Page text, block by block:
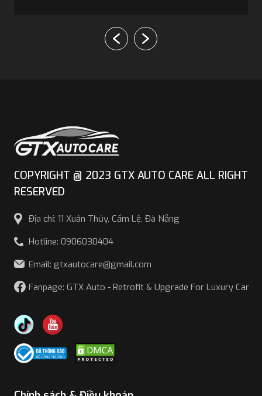
COPYRIGHT @ 2023 GTX AUTO CARE ALL RIGHT
RESERVED
Địa chỉ: 11 Xuân Thủy, Cẩm Lệ, Đà Nẵng
Hotline: 0906030404
Email: gtxautocare@gmail.com
Fanpage: GTX Auto - Retrofit & Upgrade For Luxury Car